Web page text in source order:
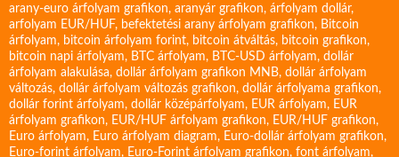
arany-euro árfolyam grafikon, aranyár grafikon, árfolyam dollár,
arfolyam EUR/HUF, befektetési arany árfolyam grafikon, Bitcoin
árfolyam, bitcoin árfolyam forint, bitcoin átváltás, bitcoin grafikon,
bitcoin napi árfolyam, BTC árfolyam, BTC-USD árfolyam, dollár
árfolyam alakulása, dollár árfolyam grafikon MNB, dollár árfolyam
változás, dollár árfolyam változás grafikon, dollár árfolyama grafikon,
dollár forint árfolyam, dollár középárfolyam, EUR árfolyam, EUR
árfolyam grafikon, EUR/HUF árfolyam grafikon, EUR/HUF grafikon,
Euro árfolyam, Euro árfolyam diagram, Euro-dollár árfolyam grafikon,
Euro-forint árfolyam, Euro-Forint árfolyam grafikon, font árfolyam,